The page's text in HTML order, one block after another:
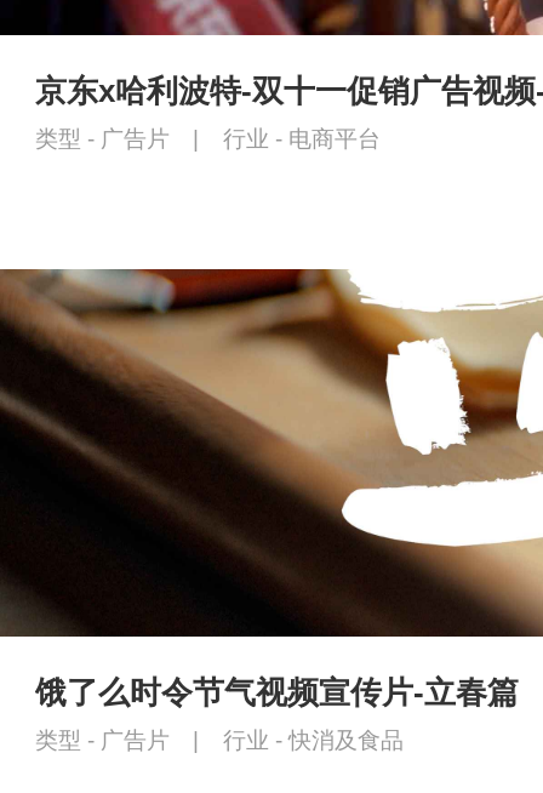
京东x哈利波特-双十一促销广告视
类型 - 广告片 行业 - 电商平台
饿了么时令节气视频宣传片-立春篇
类型 - 广告片 | 行业 -快消及食品